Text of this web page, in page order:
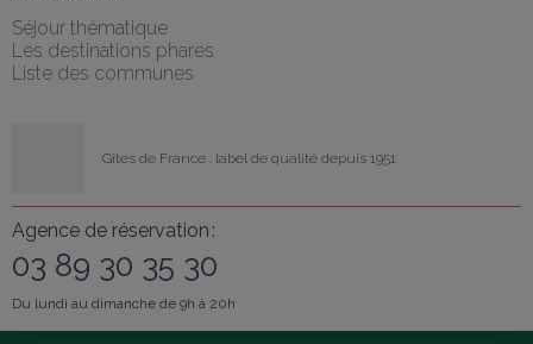
Séjour thématique
Les destinations phares
Liste des communes
Gîtes de France : label de qualité depuis 1951
Agence de réservation :
03 89 30 35 30
Du lundi au dimanche de 9h à 20h